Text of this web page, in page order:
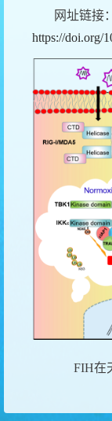
网址链接：
https://doi.org/
FIH在